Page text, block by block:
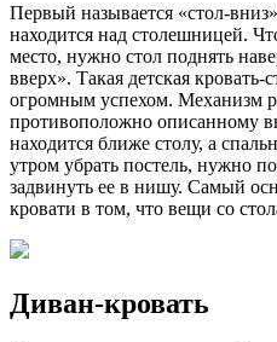
Первый называется «стол-
находится над столешницей.
место, нужно стол поднять
вверх». Такая детская кровать-
огромным успехом. Механизм
противоположно описанному
находится ближе столу, а
утром убрать постель, нужно
задвинуть ее в нишу. Самый
кровати в том, что вещи со
Диван-кровать